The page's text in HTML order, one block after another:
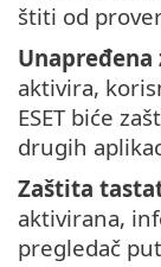
štiti od
aktivira,
ESET biće
drugih
Zaštita
aktivirana,
pregledač